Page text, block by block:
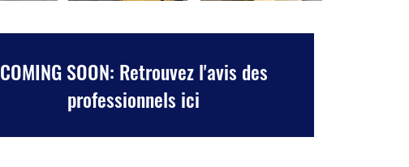
COMING SOON: Retrouvez l'avis des
professionnels ici